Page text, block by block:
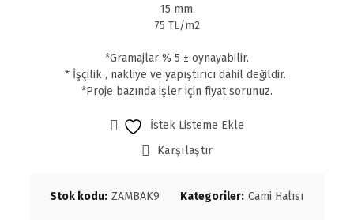
15 mm.
75 TL/m2
*Gramajlar % 5 ± oynayabilir.
* İşçilik , nakliye ve yapıştırıcı dahil değildir.
*Proje bazında işler için fiyat sorunuz.
İstek Listeme Ekle
Karşılaştır
Stok kodu: ZAMBAK9 Kategoriler: Cami Halısı